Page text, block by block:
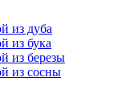
из дуба
из бука
из березы
из сосны